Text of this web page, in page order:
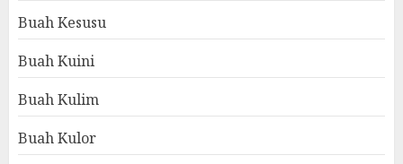
Buah Kesusu
Buah Kuini
Buah Kulim
Buah Kulor